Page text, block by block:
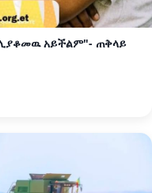
አይችልም"- ጠቅላይ